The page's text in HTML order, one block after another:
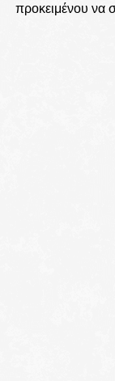
προκειμένου να